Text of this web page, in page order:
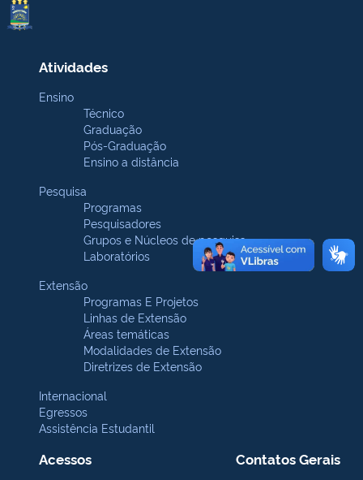
Atividades
Ensino
Técnico
Graduação
Pós-Graduação
Ensino a distância
Pesquisa
Programas
Pesquisadores
Grupos e Núcleos de pesquisa
Laboratórios
Extensão
Programas E Projetos
Linhas de Extensão
Áreas temáticas
Modalidades de Extensão
Diretrizes de Extensão
Internacional
Egressos
Assistência Estudantil
Acessos Contatos Gerais